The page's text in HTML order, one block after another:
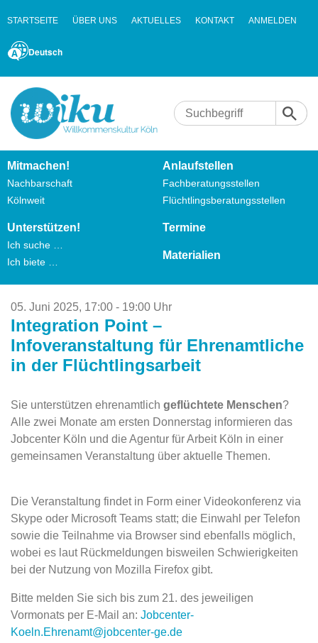
STARTSEITE ÜBER UNS AKTUELLES KONTAKT ANMELDEN
Deutsch
Mitmachen!
Nachbarschaft
Kölnweit
Anlaufstellen
Fachberatungsstellen
Flüchtlingsberatungsstellen
Unterstützen!
Ich suche …
Ich biete …
Termine
Materialien
05. Juni 2025, 17:00 - 19:00 Uhr
Integration Point –
Infoveranstaltung für Ehrenamtliche
in der Flüchtlingsarbeit
Sie unterstützen ehrenamtlich geflüchtete Menschen?
Alle zwei Monate am ersten Donnerstag informieren das
Jobcenter Köln und die Agentur für Arbeit Köln in einer
gemeinsamen Veranstaltung über aktuelle Themen.
Die Veranstaltung findet in Form einer Videokonferenz via
Skype oder Microsoft Teams statt; die Einwahl per Telefon
sowie die Teilnahme via Browser sind ebenfalls möglich,
wobei es laut Rückmeldungen bisweilen Schwierigkeiten
bei der Nutzung von Mozilla Firefox gibt.
Bitte melden Sie sich bis zum 21. des jeweiligen
Vormonats per E-Mail an: Jobcenter-
Koeln.Ehrenamt@jobcenter-ge.de